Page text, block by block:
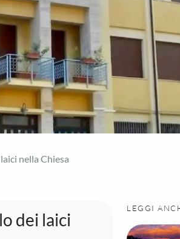
nella Chiesa
dei laici
LEGGI